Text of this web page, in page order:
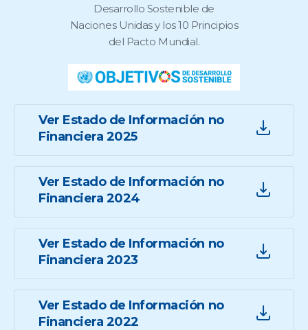
Desarrollo Sostenible de
Naciones Unidas y los 10 Principios
del Pacto Mundial.
Ver Estado de Información no
Financiera 2025
Ver Estado de Información no
Financiera 2024
Ver Estado de Información no
Financiera 2023
Ver Estado de Información no
Financiera 2022